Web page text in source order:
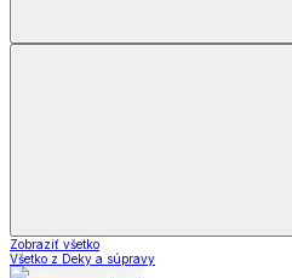
Zobraziť všetko
Všetko z Deky a súpravy